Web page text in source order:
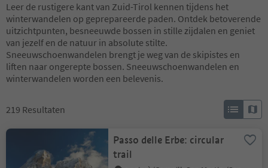
Leer de rustigere kant van Zuid-Tirol kennen tijdens het
winterwandelen op geprepareerde paden. Ontdek betoverende
uitzichtpunten, besneeuwde bossen in stille zijdalen en geniet
van jezelf en de natuur in absolute stilte.
Sneeuwschoenwandelen brengt je weg van de skipistes en
liften naar ongerepte bossen. Sneeuwschoenwandelen en
winterwandelen worden een belevenis.
219 Resultaten
Passo delle Erbe: circular
trail